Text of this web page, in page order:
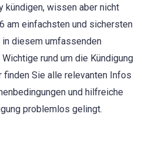
kündigen, wissen aber nicht
am einfachsten und sichersten
diesem umfassenden
rund um die Kündigung
finden Sie alle relevanten Infos
und hilfreiche
problemlos gelingt.